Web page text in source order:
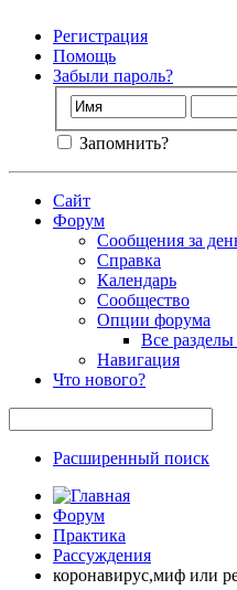
Регистрация
Помощь
Забыли пароль?
Запомнить?
Сайт
Форум
Сообщения за
Справка
Календарь
Сообщество
Опции форума
Все
Навигация
Что нового?
Расширенный поиск
Форум
Практика
Рассуждения
коронавирус,миф или